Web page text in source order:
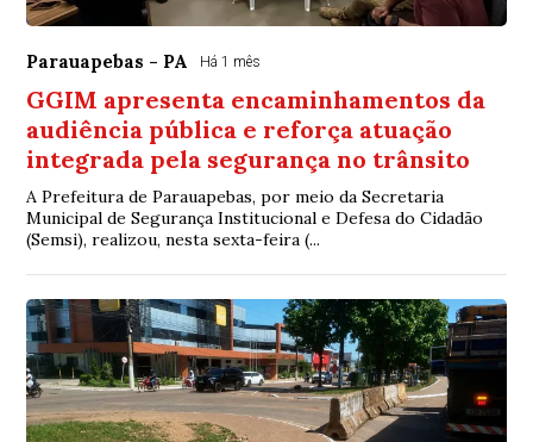
Parauapebas - PA Há 1 mês
GGIM apresenta encaminhamentos da
audiência pública e reforça atuação
integrada pela segurança no trânsito
A Prefeitura de Parauapebas, por meio da Secretaria
Municipal de Segurança Institucional e Defesa do Cidadão
(Semsi), realizou, nesta sexta-feira (...